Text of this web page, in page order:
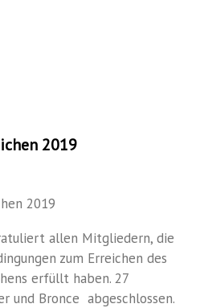
2019
allen Mitgliedern, die
zum Erreichen des
erfüllt haben. 27
und Bronce abgeschlossen.